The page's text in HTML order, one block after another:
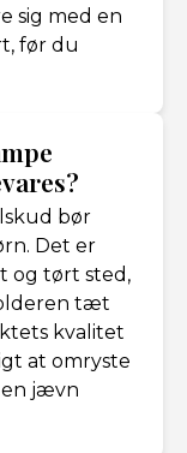
sig med en
før du
bør
Det er
og tørt sted,
tæt
kvalitet
at omryste
jævn